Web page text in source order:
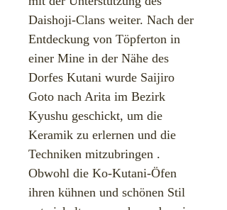
Daishoji-Clans weiter. Nach der
Entdeckung von Töpferton in
einer Mine in der Nähe des
Dorfes Kutani wurde Saijiro
Goto nach Arita im Bezirk
Kyushu geschickt, um die
Keramik zu erlernen und die
Techniken mitzubringen .
Obwohl die Ko-Kutani-Öfen
ihren kühnen und schönen Stil